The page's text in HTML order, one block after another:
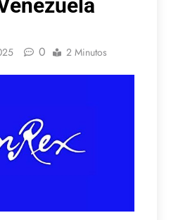
0 2 Minutos